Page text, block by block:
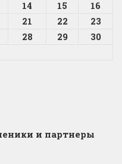
14 15
16
21 22
23
28 29
30
и партнеры